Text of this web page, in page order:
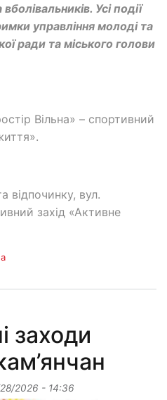
Усі події
управління молоді та
ради та міського голови
Вільна» – спортивний
відпочинку, вул.
захід «Активне
заходи
2026 - 14:36